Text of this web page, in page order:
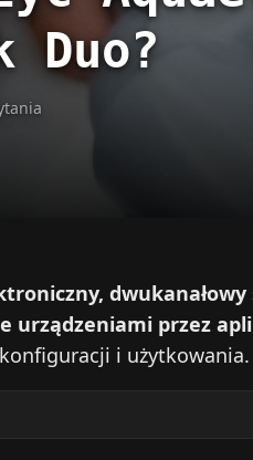
Duo?
urządzeniami przez
i użytkowania.